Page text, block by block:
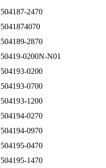
504187-2470
5041874070
504189-2870
50419-0200N-N01
504193-0200
504193-0700
504193-1200
504194-0270
504194-0970
504195-0470
504195-1470